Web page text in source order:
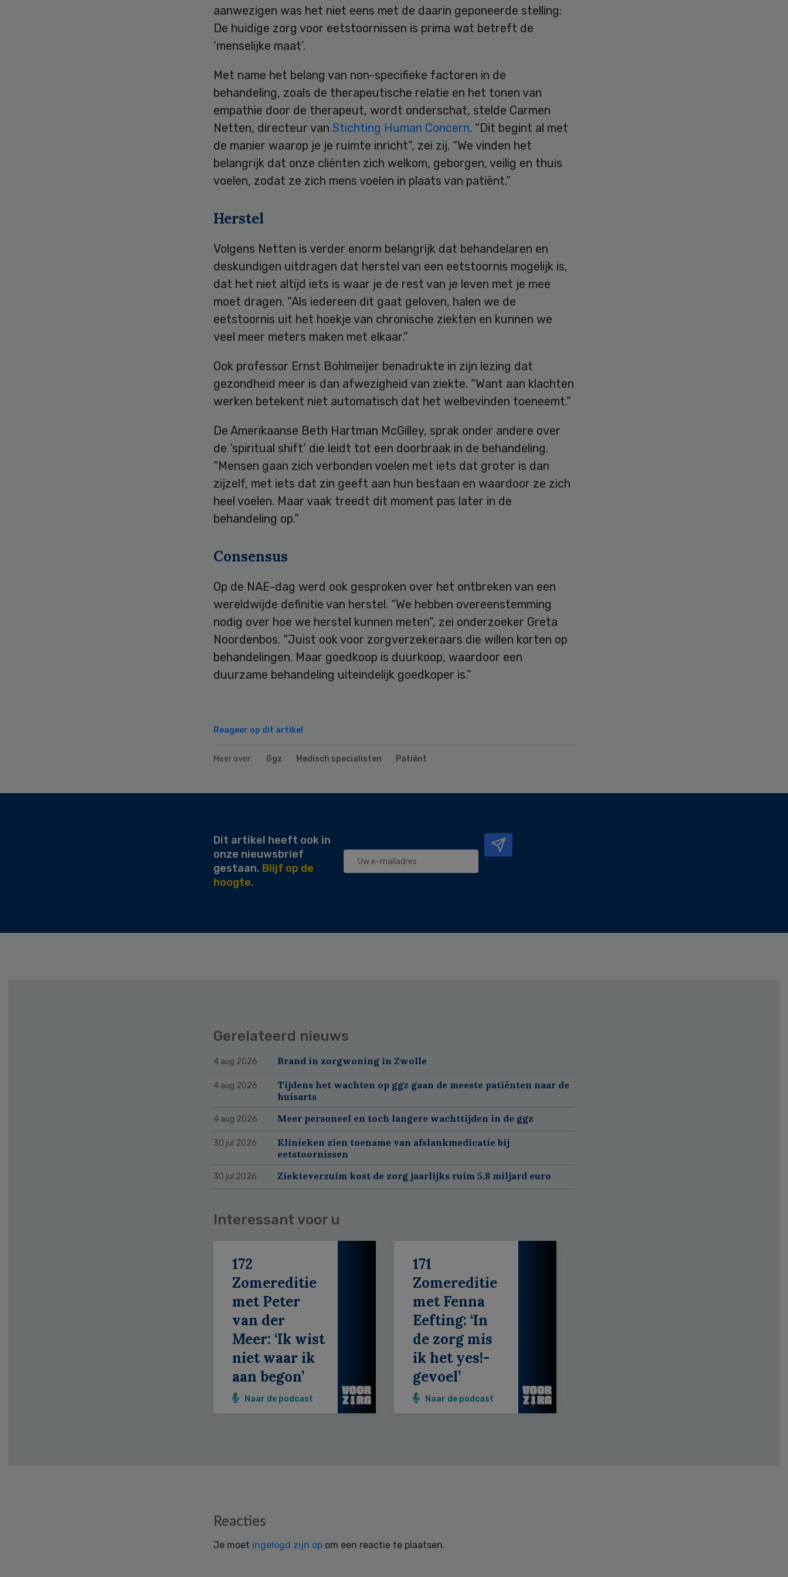
aanwezigen was het niet eens met de daarin geponeerde stelling:
De huidige zorg voor eetstoornissen is prima wat betreft de
‘menselijke maat’.
Met name het belang van non-specifieke factoren in de
behandeling, zoals de therapeutische relatie en het tonen van
empathie door de therapeut, wordt onderschat, stelde Carmen
Netten, directeur van Stichting Human Concern. “Dit begint al met
de manier waarop je je ruimte inricht”, zei zij. “We vinden het
belangrijk dat onze cliënten zich welkom, geborgen, veilig en thuis
voelen, zodat ze zich mens voelen in plaats van patiënt.”
Herstel
Volgens Netten is verder enorm belangrijk dat behandelaren en
deskundigen uitdragen dat herstel van een eetstoornis mogelijk is,
dat het niet altijd iets is waar je de rest van je leven met je mee
moet dragen. “Als iedereen dit gaat geloven, halen we de
eetstoornis uit het hoekje van chronische ziekten en kunnen we
veel meer meters maken met elkaar.”
Ook professor Ernst Bohlmeijer benadrukte in zijn lezing dat
gezondheid meer is dan afwezigheid van ziekte. “Want aan klachten
werken betekent niet automatisch dat het welbevinden toeneemt.”
De Amerikaanse Beth Hartman McGilley, sprak onder andere over
de ‘spiritual shift’ die leidt tot een doorbraak in de behandeling.
“Mensen gaan zich verbonden voelen met iets dat groter is dan
zijzelf, met iets dat zin geeft aan hun bestaan en waardoor ze zich
heel voelen. Maar vaak treedt dit moment pas later in de
behandeling op.”
Consensus
Op de NAE-dag werd ook gesproken over het ontbreken van een
wereldwijde definitie van herstel. “We hebben overeenstemming
nodig over hoe we herstel kunnen meten”, zei onderzoeker Greta
Noordenbos. “Juist ook voor zorgverzekeraars die willen korten op
behandelingen. Maar goedkoop is duurkoop, waardoor een
duurzame behandeling uiteindelijk goedkoper is.”
Reageer op dit artikel
Meer over: Ggz Medisch specialisten Patiënt
Dit artikel heeft ook in
onze nieuwsbrief
gestaan. Blijf op de
hoogte.
Gerelateerd nieuws
4 aug 2026 Brand in zorgwoning in Zwolle
4 aug 2026
Tijdens het wachten op ggz gaan de meeste patiënten naar de
huisarts
4 aug 2026 Meer personeel en toch langere wachttijden in de ggz
30 jul 2026
Klinieken zien toename van afslankmedicatie bij
eetstoornissen
30 jul 2026 Ziekteverzuim kost de zorg jaarlijks ruim 5,8 miljard euro
Interessant voor u
172
Zomereditie
met Peter
van der
Meer: ‘Ik wist
niet waar ik
aan begon’
Naar de podcast
171
Zomereditie
met Fenna
Eefting: ‘In
de zorg mis
ik het yes!-
gevoel’
Naar de podcast
Reacties
Je moet ingelogd zijn op om een reactie te plaatsen.